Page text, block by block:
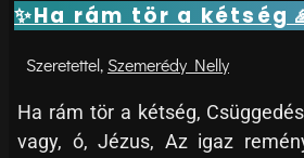
✨Ha rám tör a kétség
Szemerédy Nelly
Ha rám tör a kétség,
vagy, ó, Jézus, Az igaz